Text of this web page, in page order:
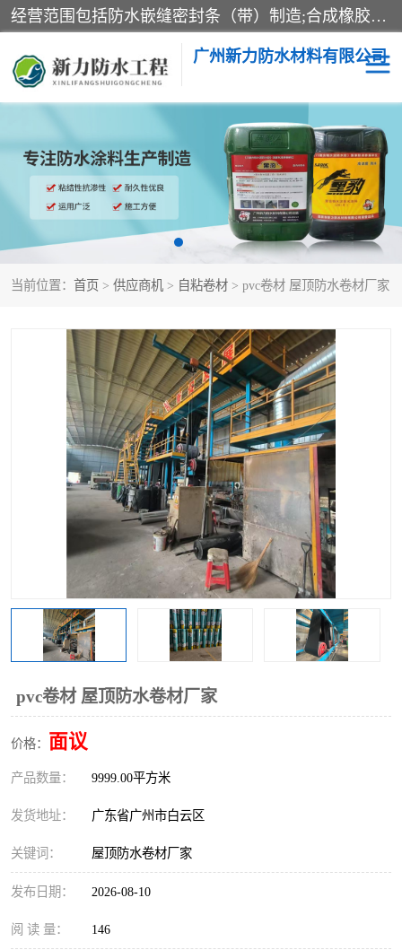
经营范围包括防水嵌缝密封条（带）制造;合成橡胶制造（监控化学品、危险化学品除外）;沥青混合物制造;防水胶粘带制造;其他合成材料制造（监控化学品、危险化学品除外）;涂料制造（监控化学品、危险化学品除外）;建筑结构防水补漏;防水建筑材料制造;粘合剂制造（监控化学品、危险化学品除外）;涂料零售;广州新力防水材料有限公司具有1处分支机构。
广州新力防水材料有限公司
当前位置： 首页 > 供应商机 > 自粘卷材 > pvc卷材 屋顶防水卷材厂家
pvc卷材 屋顶防水卷材厂家
价格： 面议
产品数量： 9999.00平方米
发货地址： 广东省广州市白云区
关键词： 屋顶防水卷材厂家
发布日期： 2026-08-10
阅 读 量： 146
黑豹防水胶 建筑108胶水
乳化沥青防水涂料 自粘卷材
非固化橡胶防水涂料